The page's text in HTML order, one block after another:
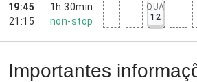
19:45
21:15
1h 30min
non-stop
QUA
12
Importantes